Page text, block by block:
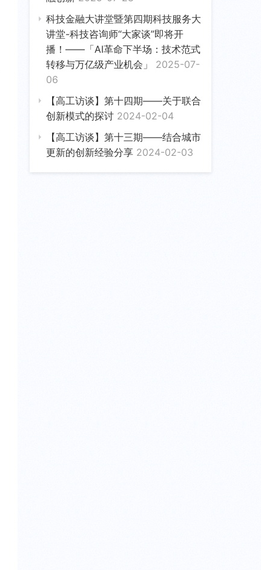
科技金融大讲堂暨第四期科技服务大
讲堂-科技咨询师“大家谈”即将开
播！——「AI革命下半场：技术范式
转移与万亿级产业机会」 2025-07-
06
【高工访谈】第十四期——关于联合
创新模式的探讨 2024-02-04
【高工访谈】第十三期——结合城市
更新的创新经验分享 2024-02-03